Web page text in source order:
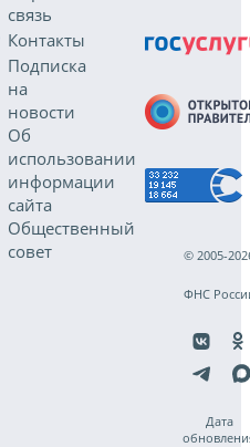
связь
Контакты
Подписка
на
новости
Об
использовании
информации
сайта
Общественный
совет
© 2005-
ФНС
Дата